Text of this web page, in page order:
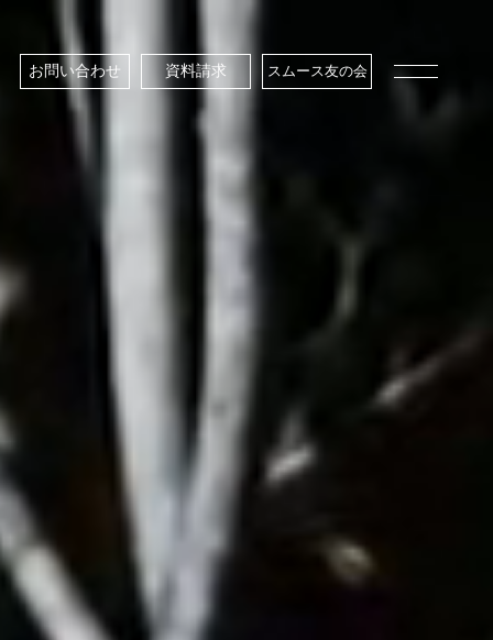
お問い合わせ 資料請求 スムース友の会